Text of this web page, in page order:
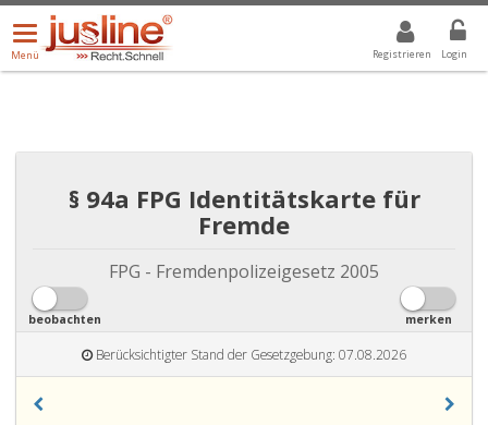
Registrieren Login
Menü
öffnen/schließen
Menü
ALLE DROPDOWN: GEWÄHLTER WERT IST ALLE
§ 94a FPG Identitätskarte für
Fremde
FPG - Fremdenpolizeigesetz 2005
beobachten merken
Berücksichtigter Stand der Gesetzgebung: 07.08.2026